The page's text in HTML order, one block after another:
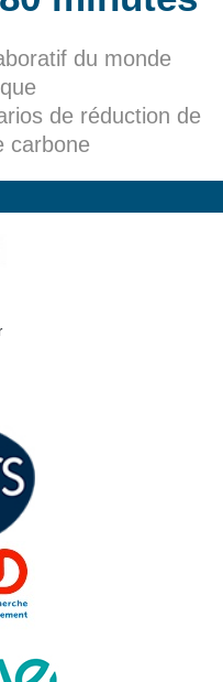
du monde
de réduction de
carbone